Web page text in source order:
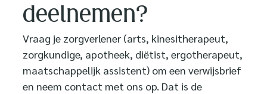
deelnemen?
Vraag je zorgverlener (arts, kinesitherapeut,
zorgkundige, apotheek, diëtist, ergotherapeut,
maatschappelijk assistent) om een verwijsbrief
en neem contact met ons op. Dat is de